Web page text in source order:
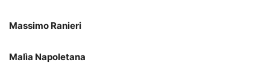
Massimo Ranieri
Malìa Napoletana